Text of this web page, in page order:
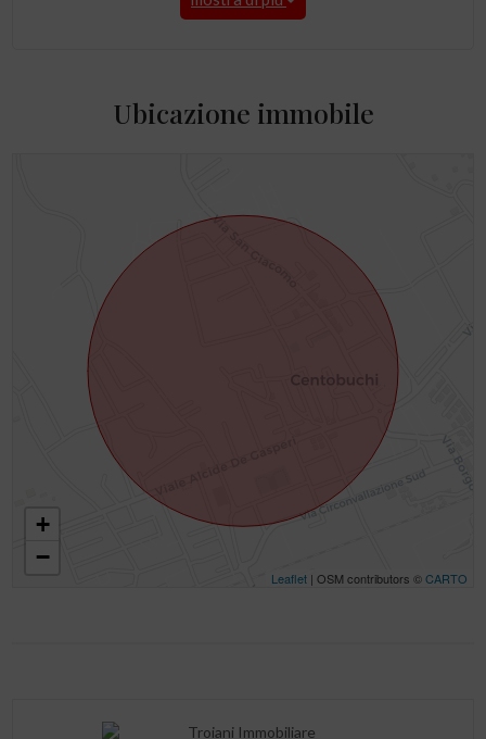
Ubicazione immobile
+
−
Leaflet| OSM contributors ©CARTO